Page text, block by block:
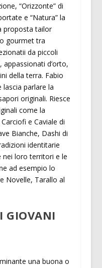
“Orizzonte” di
e “Natura” la
proposta tailor
gourmet tra
da piccoli
d’orto,
della terra. Fabio
lascia parlare la
originali. Riesce
come la
e Caviale di
Bianche, Dashi di
identitarie
loro territori e le
ad esempio lo
Novelle, Tarallo al
GIOVANI
una buona o